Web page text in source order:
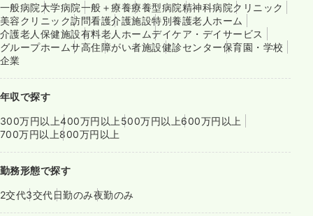
一般病院大学病院一般＋療養療養型病院精神科病院クリニック
美容クリニック訪問看護介護施設特別養護老人ホーム
介護老人保健施設有料老人ホームデイケア・デイサービス
グループホームサ高住障がい者施設健診センター保育園・学校
企業
年収で探す
300万円以上400万円以上 500万円以上600万円以上
700万円以上800万円以上
勤務形態で探す
2交代3交代日勤のみ夜勤のみ